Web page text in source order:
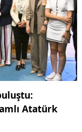
Atatürk